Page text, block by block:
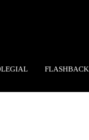
FLASHBACK